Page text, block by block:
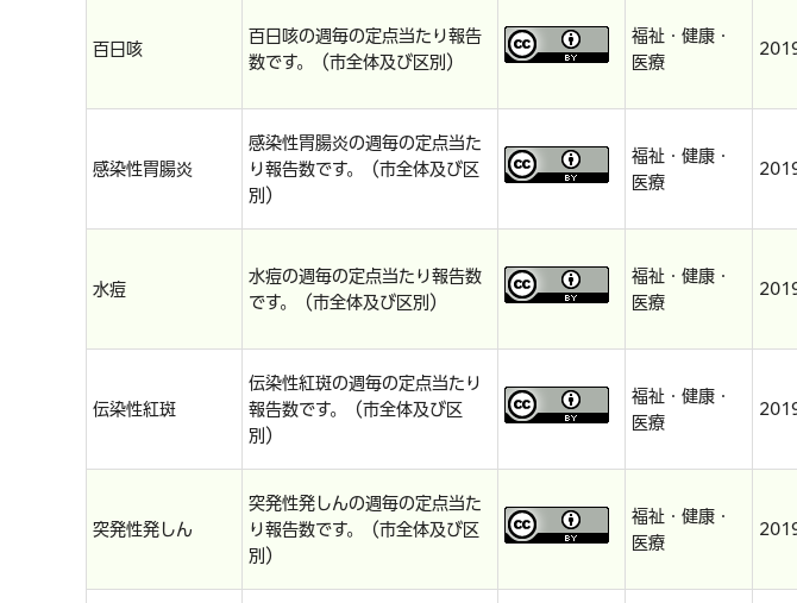
百日咳
百日咳の週毎の定点当たり報告
数です。（市全体及び区別）
福祉・健康・
医療
感染性胃腸炎
感染性胃腸炎の週毎の定点当た
り報告数です。（市全体及び区
別）
福祉・健康・
医療
水痘
水痘の週毎の定点当たり報告数
です。（市全体及び区別）
福祉・健康・
医療
伝染性紅斑
伝染性紅斑の週毎の定点当たり
報告数です。（市全体及び区
別）
福祉・健康・
医療
突発性発しん
突発性発しんの週毎の定点当た
り報告数です。（市全体及び区
別）
福祉・健康・
医療